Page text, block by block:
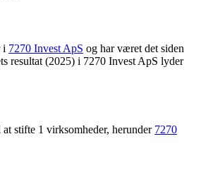
i 7270 Invest ApS og har været det siden
resultat (2025) i 7270 Invest ApS lyder
stifte 1 virksomheder, herunder 7270